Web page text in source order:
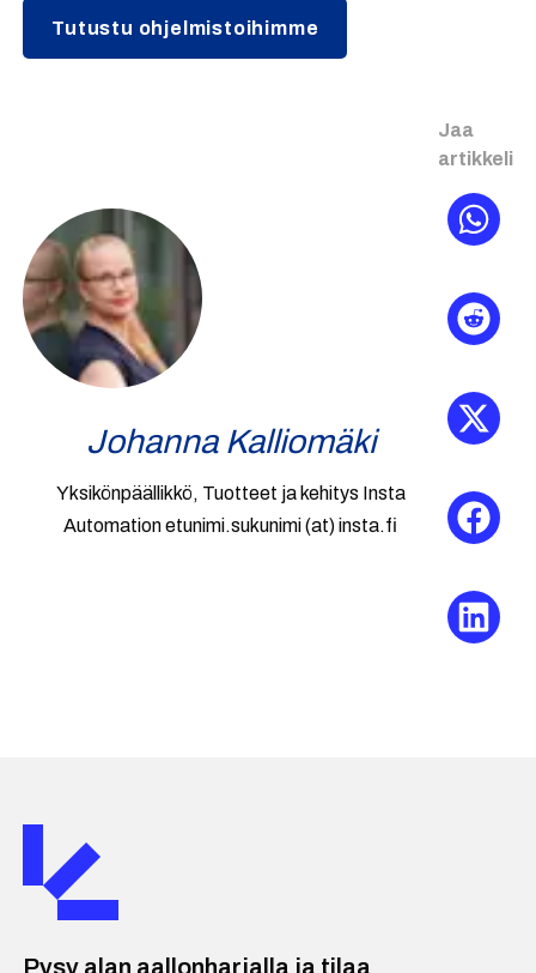
Tutustu ohjelmistoihimme
Johanna Kalliomäki
Yksikönpäällikkö, Tuotteet ja kehitys Insta
Automation etunimi.sukunimi (at) insta.fi
Jaa
artikkeli
Pysy alan aallonharjalla ja tilaa